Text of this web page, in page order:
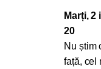
LOGIN
PORTAL
Marți, 2
20
Nu știm
față, cel